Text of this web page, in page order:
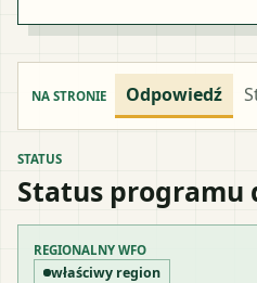
NA STRONIE Odpowiedź
STATUS
Status programu
REGIONALNY WFO
właściwy region